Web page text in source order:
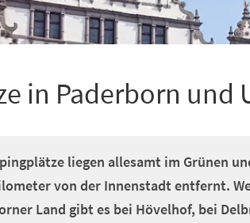
in Paderborn und
liegen allesamt im Grünen
von der Innenstadt entfernt.
Land gibt es bei Hövelhof, bei